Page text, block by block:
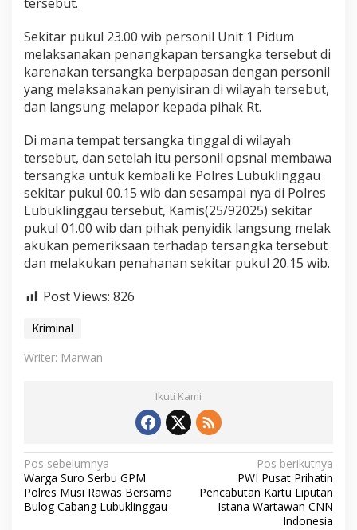
Sekitar pukul 23.00 wib personil Unit 1 Pidum
melaksanakan penangkapan tersangka tersebut di
karenakan tersangka berpapasan dengan personil
yang melaksanakan penyisiran di wilayah tersebut,
dan langsung melapor kepada pihak Rt.
Di mana tempat tersangka tinggal di wilayah
tersebut, dan setelah itu personil opsnal membawa
tersangka untuk kembali ke Polres Lubuklinggau
sekitar pukul 00.15 wib dan sesampai nya di Polres
Lubuklinggau tersebut, Kamis(25/92025) sekitar
pukul 01.00 wib dan pihak penyidik langsung melak
akukan pemeriksaan terhadap tersangka tersebut
dan melakukan penahanan sekitar pukul 20.15 wib.
Post Views: 826
Kriminal
Writer: Marwan
Ikuti Kami
N
a
v
Pos sebelumnya
Warga Suro Serbu GPM
Polres Musi Rawas Bersama
Bulog Cabang Lubuklinggau
Pos berikutnya
PWI Pusat Prihatin
Pencabutan Kartu Liputan
Istana Wartawan CNN
Indonesia